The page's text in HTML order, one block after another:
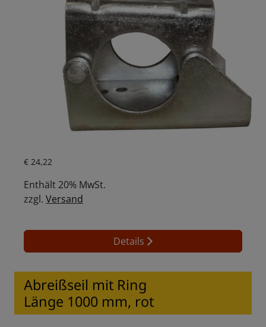
€ 24,22
Enthält 20% MwSt.
zzgl. Versand
Details
Abreißseil mit Ring
Länge 1000 mm, rot